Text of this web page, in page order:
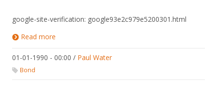
google-site-verification: google93e2c979e5200301.html
Read more
01-01-1990 - 00:00 / Paul Water
Bond